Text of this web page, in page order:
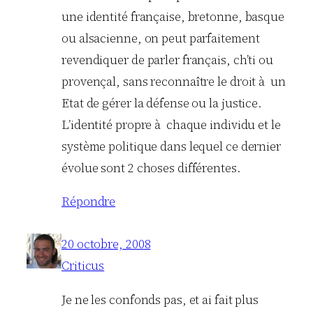
une identité française, bretonne, basque
ou alsacienne, on peut parfaitement
revendiquer de parler français, ch’ti ou
provençal, sans reconnaître le droit à un
Etat de gérer la défense ou la justice.
L’identité propre à chaque individu et le
système politique dans lequel ce dernier
évolue sont 2 choses différentes.
Répondre
20 octobre, 2008
Criticus
Je ne les confonds pas, et ai fait plus